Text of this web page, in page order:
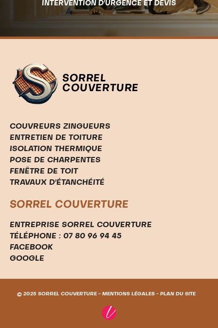
INTERVENTION D'URGENCE ET DEVIS
SORREL
COUVERTURE
COUVREURS ZINGUEURS
ENTRETIEN DE TOITURE
ISOLATION THERMIQUE
POSE DE CHARPENTES
FENÊTRE DE TOIT
TRAVAUX D'ÉTANCHÉITÉ
SORREL COUVERTURE
ENTREPRISE SORREL COUVERTURE
TÉLÉPHONE : 07 80 96 94 45
FACEBOOK
GOOGLE
© 2025 SORREL COUVERTURE - MENTIONS LÉGALES- PLAN DU SITE